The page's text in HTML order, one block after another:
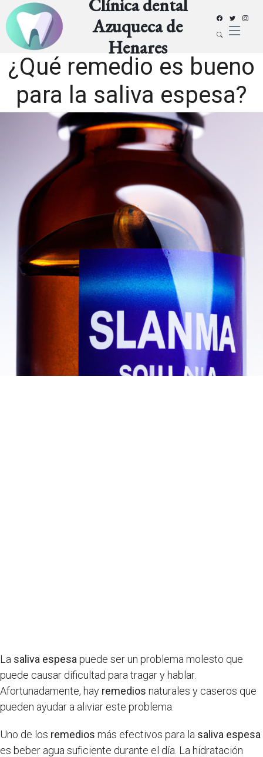
Clínica dental
Azuqueca de
Henares
¿Qué remedio es bueno
para la saliva espesa?
La saliva espesa puede ser un problema molesto que
puede causar dificultad para tragar y hablar.
Afortunadamente, hay remedios naturales y caseros que
pueden ayudar a aliviar este problema.
Uno de los remedios más efectivos para la saliva espesa
es beber agua suficiente durante el día. La hidratación